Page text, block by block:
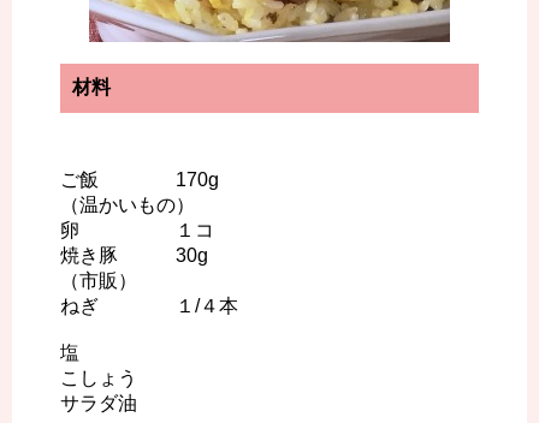
材料
ご飯 170g
（温かいもの）
卵 １コ
焼き豚 30g
（市販）
ねぎ １/４本
塩
こしょう
サラダ油